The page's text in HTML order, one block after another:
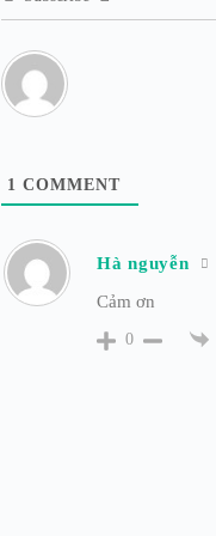
1 COMMENT
Hà nguyễn
Cảm ơn
0